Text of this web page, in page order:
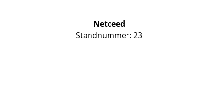
Netceed
Standnummer: 23